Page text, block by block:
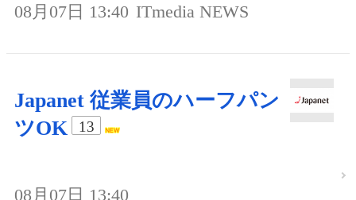
08月07日 13:40 ITmedia NEWS
Japanet 従業員のハーフパン
ツOK
13
08月07日 13:40